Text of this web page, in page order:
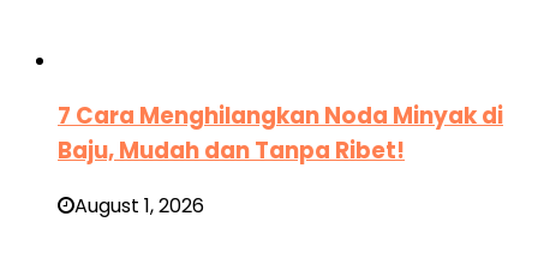
7 Cara Menghilangkan Noda Minyak di
Baju, Mudah dan Tanpa Ribet!
August 1, 2026